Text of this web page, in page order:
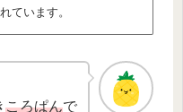
ています。
ころぱんで